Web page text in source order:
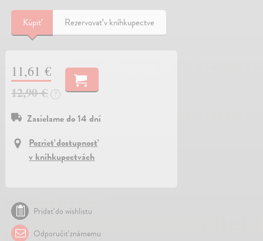
Kúpiť Rezervovať v kníhkupectve
11,61 €
12,90 €
?
Zasielame do 14 dní
Pozrieť dostupnosť
v kníhkupectvách
Pridať do wishlistu
Odporučiť známemu